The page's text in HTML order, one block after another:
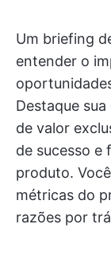
Um briefing
entender o
Destaque sua
de valor
de sucesso e
produto.
métricas do
razões por